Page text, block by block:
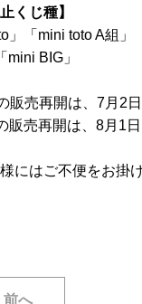
止くじ種】
」「mini toto A組
mini BIG」
販売再開は、7月2
販売再開は、8月1
にはご不便をお掛
前へ